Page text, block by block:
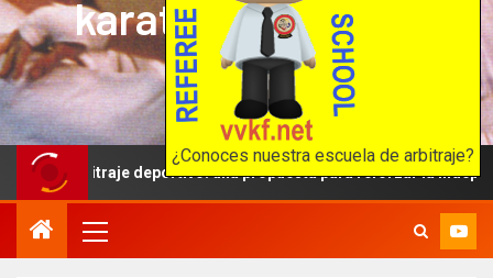
¿Conoces nuestra escuela de arbitraje?
karate en internet
El karate en internet
deportivo: una propuesta para reforzar la independencia